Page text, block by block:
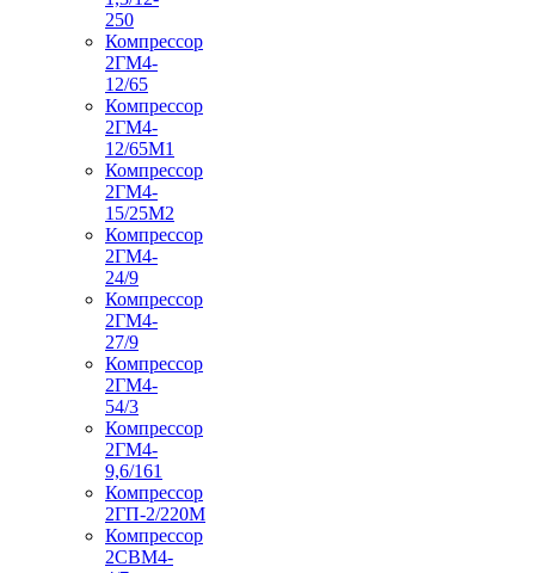
250
Компрессор
2ГМ4-
12/65
Компрессор
2ГМ4-
12/65М1
Компрессор
2ГМ4-
15/25М2
Компрессор
2ГМ4-
24/9
Компрессор
2ГМ4-
27/9
Компрессор
2ГМ4-
54/3
Компрессор
2ГМ4-
9,6/161
Компрессор
2ГП-2/220М
Компрессор
2СВМ4-